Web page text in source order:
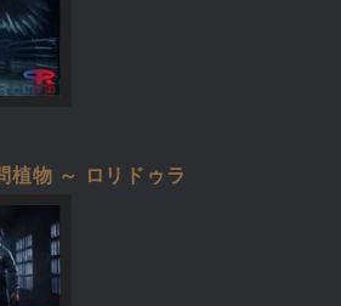
植物 ～ ロリドゥラ